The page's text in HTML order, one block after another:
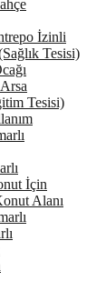
İzinli
Tesisi)
Tesisi)
İçin
Alanı